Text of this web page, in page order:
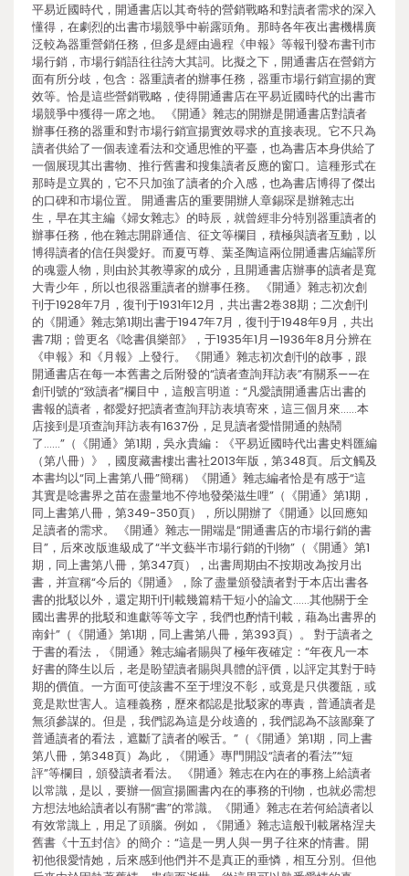
平易近國時代，開通書店以其奇特的營銷戰略和對讀者需求的深入
懂得，在劇烈的出書市場競爭中嶄露頭角。那時各年夜出書機構廣
泛較為器重營銷任務，但多是經由過程《申報》等報刊發布書刊市
場行銷，市場行銷語往往誇大其詞。比擬之下，開通書店在營銷方
面有所分歧，包含：器重讀者的辦事任務，器重市場行銷宣揚的實
效等。恰是這些營銷戰略，使得開通書店在平易近國時代的出書市
場競爭中獲得一席之地。 《開通》雜志的開辦是開通書店對讀者
辦事任務的器重和對市場行銷宣揚實效尋求的直接表現。它不只為
讀者供給了一個表達看法和交通思惟的平臺，也為書店本身供給了
一個展現其出書物、推行舊書和搜集讀者反應的窗口。這種形式在
那時是立異的，它不只加強了讀者的介入感，也為書店博得了傑出
的口碑和市場位置。 開通書店的重要開辦人章錫琛是辦雜志出
生，早在其主編《婦女雜志》的時辰，就曾經非分特別器重讀者的
辦事任務，他在雜志開辟通信、征文等欄目，積極與讀者互動，以
博得讀者的信任與愛好。而夏丏尊、葉圣陶這兩位開通書店編譯所
的魂靈人物，則由於其教導家的成分，且開通書店辦事的讀者是寬
大青少年，所以也很器重讀者的辦事任務。 《開通》雜志初次創
刊于1928年7月，復刊于1931年12月，共出書2卷38期；二次創刊
的《開通》雜志第1期出書于1947年7月，復刊于1948年9月，共出
書7期；曾更名《唸書俱樂部》，于1935年1月—1936年8月分辨在
《申報》和《月報》上發行。 《開通》雜志初次創刊的啟事，跟
開通書店在每一本舊書之后附發的“讀者查詢拜訪表”有關系——在
創刊號的“致讀者”欄目中，這般言明道：“凡愛讀開通書店出書的
書報的讀者，都愛好把讀者查詢拜訪表填寄來，這三個月來……本
店接到是項查詢拜訪表有1637份，足見讀者愛惜開通的熱鬧
了……”（《開通》第1期，吳永貴編：《平易近國時代出書史料匯編
（第八冊）》，國度藏書樓出書社2013年版，第348頁。后文觸及
本書均以“同上書第八冊”簡稱）《開通》雜志編者恰是有感于“這
其實是唸書界之苗在盡量地不停地發榮滋生哩”（《開通》第1期，
同上書第八冊，第349-350頁），所以開辦了《開通》以回應知
足讀者的需求。 《開通》雜志一開端是“開通書店的市場行銷的書
目”，后來改版進級成了“半文藝半市場行銷的刊物”（《開通》第1
期，同上書第八冊，第347頁），出書周期由不按期改為按月出
書，并宣稱“今后的《開通》，除了盡量頒發讀者對于本店出書各
書的批駁以外，還定期刊刊載幾篇精干短小的論文……其他關于全
國出書界的批駁和進獻等等文字，我們也酌情刊載，藉為出書界的
南針”（《開通》第1期，同上書第八冊，第393頁）。 對于讀者之
于書的看法，《開通》雜志編者賜與了極年夜確定：“年夜凡一本
好書的降生以后，老是盼望讀者賜與具體的評價，以評定其對于時
期的價值。一方面可使該書不至于埋沒不彰，或竟是只供覆瓿，或
竟是欺世害人。這種義務，歷來都認是批駁家的專責，普通讀者是
無須參謀的。但是，我們認為這是分歧適的，我們認為不該鄙棄了
普通讀者的看法，遮斷了讀者的喉舌。”（《開通》第1期，同上書
第八冊，第348頁）為此，《開通》專門開設“讀者的看法”“短
評”等欄目，頒發讀者看法。 《開通》雜志在內在的事務上給讀者
以常識，是以，要辦一個宣揚圖書內在的事務的刊物，也就必需想
方想法地給讀者以有關“書”的常識。《開通》雜志在若何給讀者以
有效常識上，用足了頭腦。例如，《開通》雜志這般刊載屠格涅夫
舊書《十五封信》的簡介：“這是一男人與一男子往來的情書。開
初他很愛情她，后來感到他們并不是真正的垂憐，相互分別。但他